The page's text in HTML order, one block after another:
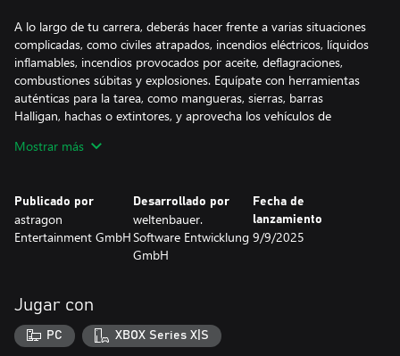
A lo largo de tu carrera, deberás hacer frente a varias situaciones
complicadas, como civiles atrapados, incendios eléctricos, líquidos
inflamables, incendios provocados por aceite, deflagraciones,
combustiones súbitas y explosiones. Equípate con herramientas
auténticas para la tarea, como mangueras, sierras, barras
Halligan, hachas o extintores, y aprovecha los vehículos de
la lógica y emplea métodos precisos para apagar las llamas. En
enfriar objetos sobrecalentados, usar la sierra con los obstáculos,
reducir las corrientes de aire y seleccionar el agente extintor
adecuado. Mantente siempre alerta a las señales que indican un
peligro inminente, como el humo impenetrable que se abre paso
Pero no te preocupes, aprenderás cómo extinguir llamas y cómo
usar adecuadamente las herramientas en el parque de bomberos,
Mostrar más
Publicado por
astragon
Entertainment GmbH
Desarrollado por
weltenbauer.
Software Entwicklung
GmbH
Fecha de
lanzamiento
9/9/2025
Jugar con
PC XBOX Series X|S